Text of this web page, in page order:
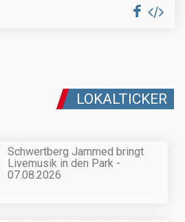
LOKALTICKER
Schwertberg Jammed bringt
Livemusik in den Park -
07.08.2026